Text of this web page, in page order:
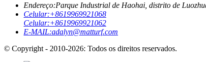
Endereço:Parque Industrial de Haohai, distrito de
Celular:+8619969921068
Celular:+8619969921062
E-MAIL:adalyn@matturf.com
© Copyright - 2010-2026: Todos os direitos reservados.